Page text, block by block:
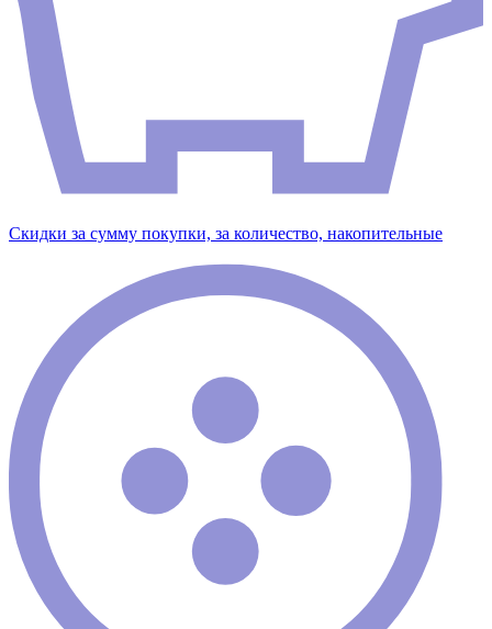
Скидки за сумму покупки, за количество, накопительные